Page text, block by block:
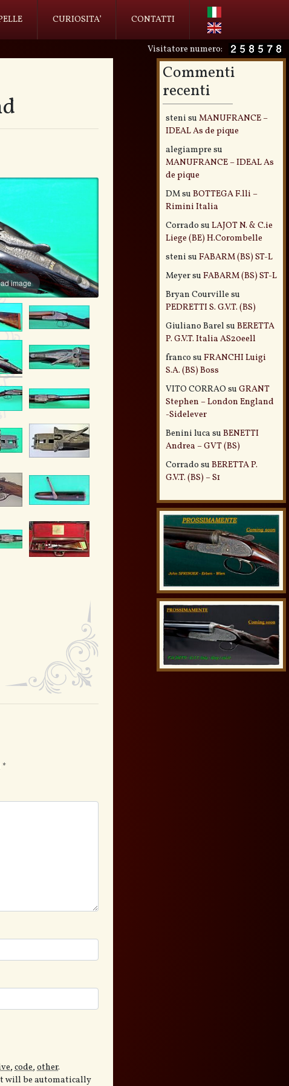
CURIOSITA’ CONTATTI
Visitatore numero:
image
*
,code,other.
will be automatically
Commenti
recenti
steni su MANUFRANCE –
IDEAL As de pique
alegiampre su
MANUFRANCE – IDEAL As
de pique
DMsu BOTTEGA F.lli –
Rimini Italia
Corrado su LAJOT N. & C.ie
Liege (BE) H.Corombelle
steni su FABARM (BS) ST-L
Meyersu FABARM (BS) ST-L
Bryan Courville su
PEDRETTI S. G.V.T. (BS)
Giuliano Barel su BERETTA
P. G.V.T. Italia AS20eell
franco su FRANCHI Luigi
S.A. (BS) Boss
VITO CORRAO su GRANT
Stephen – London England
-Sidelever
Benini luca su BENETTI
Andrea – GVT (BS)
Corrado su BERETTA P.
G.V.T. (BS) – S1